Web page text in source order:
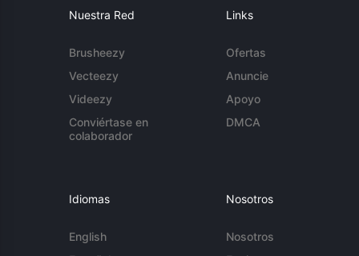
Nuestra Red
Brusheezy
Vecteezy
Videezy
Conviértase en
colaborador
Links
Ofertas
Anuncie
Apoyo
DMCA
Idiomas
English
Nosotros
Nosotros